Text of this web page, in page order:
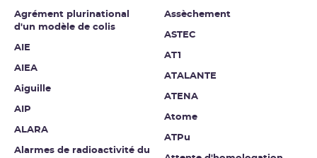
Agrément plurinational
d'un modèle de colis
AIE
AIEA
Aiguille
AIP
ALARA
Alarmes de radioactivité du
Assèchement
ASTEC
AT1
ATALANTE
ATENA
Atome
ATPu